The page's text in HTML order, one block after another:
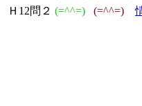
Ｈ12問２ (=^^=) (=^^=)